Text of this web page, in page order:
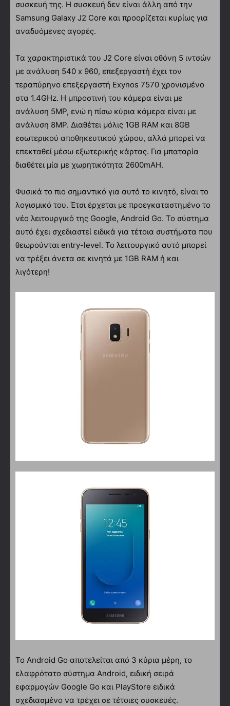
συσκευή της. Η συσκευή δεν είναι άλλη από την
Samsung Galaxy J2 Core και προορίζεται κυρίως για
αναδυόμενες αγορές.
Τα χαρακτηριστικά του J2 Core είναι οθόνη 5 ιντσών
με ανάλυση 540 x 960, επεξεργαστή έχει τον
τεραπύρηνο επεξεργαστή Exynos 7570 χρονισμένο
στα 1.4GHz. Η μπροστινή του κάμερα είναι με
ανάλυση 5MP, ενώ η πίσω κύρια κάμερα είναι με
ανάλυση 8MP. Διαθέτει μόλις 1GB RAM και 8GB
εσωτερικού αποθηκευτικού χώρου, αλλά μπορεί να
επεκταθεί μέσω εξωτερικής κάρτας. Για μπαταρία
διαθέτει μία με χωρητικότητα 2600mAH.
Φυσικά το πιο σημαντικό για αυτό το κινητό, είναι το
λογισμικό του. Έτσι έρχεται με προεγκαταστημένο το
νέο λειτουργικό της Google, Android Go. Το σύστημα
αυτό έχει σχεδιαστεί ειδικά για τέτοια συστήματα που
θεωρούνται entry-level. Το λειτουργικό αυτό μπορεί
να τρέξει άνετα σε κινητά με 1GB RAM ή και
λιγότερη!
Το Android Go αποτελείται από 3 κύρια μέρη, το
ελαφρότατο σύστημα Android, ειδική σειρά
εφαρμογών Google Go και PlayStore ειδικά
σχεδιασμένο να τρέχει σε τέτοιες συσκευές.